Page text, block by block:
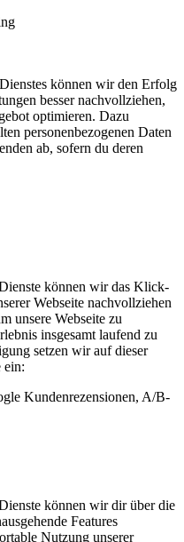
können wir den Erfolg
besser nachvollziehen,
optimieren. Dazu
personenbezogenen Daten
ab, sofern du deren
können wir das Klick-
Webseite nachvollziehen
unsere Webseite zu
insgesamt laufend zu
setzen wir auf dieser
ein:
Kundenrezensionen, A/B-
können wir dir über die
Features
Nutzung unserer